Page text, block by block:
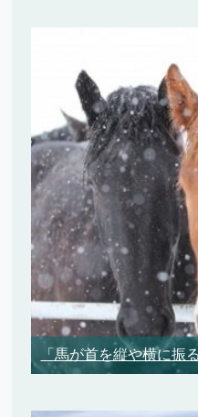
「馬が首を縦や横に振